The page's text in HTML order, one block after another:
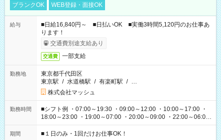
ブランクOK
WEB登録・面接OK
給与
■日給16,840円～ ■日払いOK ■実働3時間5,120円のお仕事あ
ります！
交通費別途支給あり
交通費 一部支給
勤務地
東京都千代田区
東京駅 / 水道橋駅 / 有楽町駅 / …
株式会社マッシュ
勤務時間
■シフト例 ・07:00～19:30 ・09:00～12:00 ・10:00～17:00 ・
18:00～23:00 ・19:00～07:00 ・20:00～09:00 ・22:00～06:00
etc ★最短で3時間で5,120円のお仕事から 15時間で2万円近く稼
げるお仕事も！ ご希望のお時間に合わせてご紹介！ ※シフトは
期間 ■１日のみ・1回だけお仕事OK！